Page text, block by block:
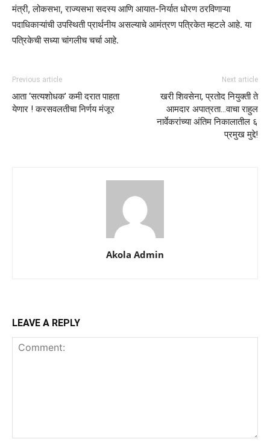
मंत्री, लोकसभा, राज्‍यसभा सदस्‍य आणि आयात-निर्यात धोरण ठरविणाऱ्या
पदाधिकाऱ्यांची उपस्थिती प्रार्थनीय असल्‍याचे आमंत्रण पत्रिकेत म्‍हटले आहे. या
पत्रिकेची सध्‍या चांगलीच चर्चा आहे.
Previous article
आता ‘सत्यशोधक’ कमी दरात पाहता
येणार ! करसवलतीचा निर्णय मंजूर
Next article
खरी शिवसेना, प्रतोद नियुक्ती ते
आमदार अपात्रता…वाचा राहुल
नार्वेकरांच्या अंतिम निकालातील ६
प्रमुख मुद्दे!
Akola Admin
LEAVE A REPLY